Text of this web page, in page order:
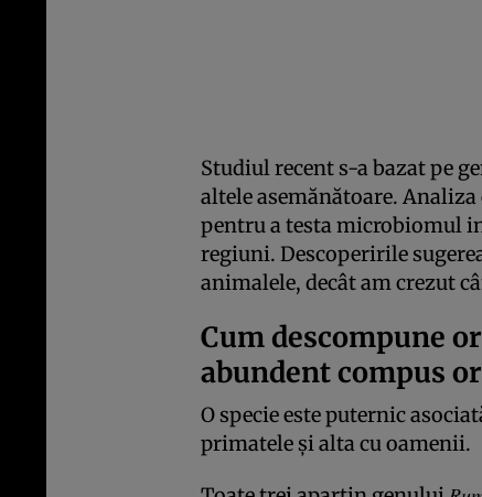
Studiul recent s-a bazat pe
altele asemănătoare.
pentru a testa microbiomul
regiuni. Descoperirile
animalele, decât am crezut
Cum descompune
abundent compus
O specie este puternic
primatele și alta cu oamenii.